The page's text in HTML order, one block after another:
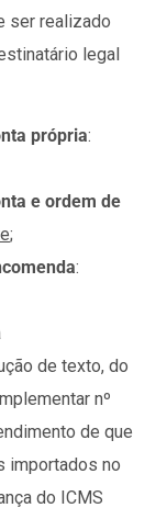
ser realizado
legal
própria:
e ordem de
;
:
de texto, do
nº
de que
importados no
do ICMS